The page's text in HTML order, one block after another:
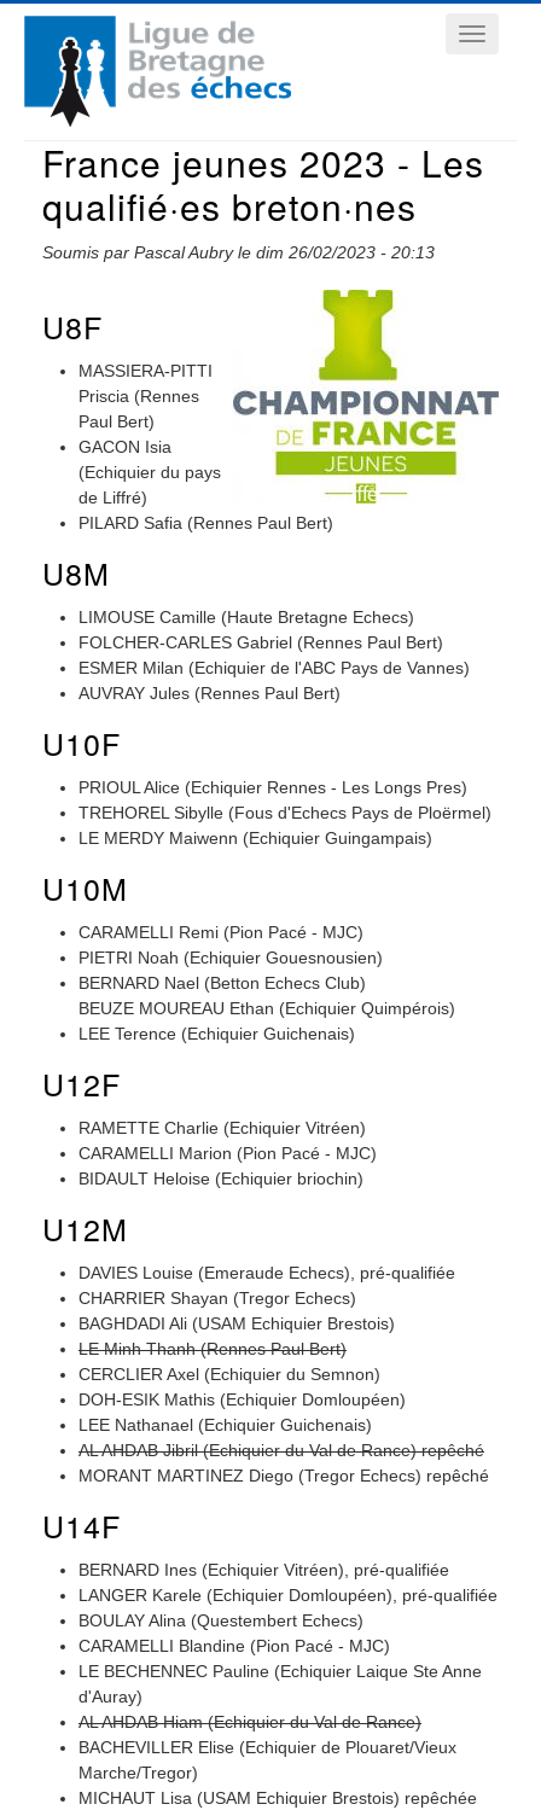
Aller
contenu
principal
Navigation
principale
France jeunes 2023 - Les
qualifié·es breton·nes
Soumis par Pascal Aubryle dim 26/02/2023 - 20:13
U8F
MASSIERA-PITTI
Priscia (Rennes
Paul Bert)
GACON Isia
(Echiquier du pays
de Liffré)
PILARD Safia (Rennes Paul Bert)
U8M
LIMOUSE Camille (Haute Bretagne Echecs)
FOLCHER-CARLES Gabriel (Rennes Paul Bert)
ESMER Milan (Echiquier de l'ABC Pays de Vannes)
AUVRAY Jules (Rennes Paul Bert)
U10F
PRIOUL Alice (Echiquier Rennes - Les Longs Pres)
TREHOREL Sibylle (Fous d'Echecs Pays de Ploërmel)
LE MERDY Maiwenn (Echiquier Guingampais)
U10M
CARAMELLI Remi (Pion Pacé - MJC)
PIETRI Noah (Echiquier Gouesnousien)
BERNARD Nael (Betton Echecs Club)
BEUZE MOUREAU Ethan (Echiquier Quimpérois)
LEE Terence (Echiquier Guichenais)
U12F
RAMETTE Charlie (Echiquier Vitréen)
CARAMELLI Marion (Pion Pacé - MJC)
BIDAULT Heloise (Echiquier briochin)
U12M
DAVIES Louise (Emeraude Echecs), pré-qualifiée
CHARRIER Shayan (Tregor Echecs)
BAGHDADI Ali (USAM Echiquier Brestois)
LE Minh Thanh (Rennes Paul Bert)
CERCLIER Axel (Echiquier du Semnon)
DOH-ESIK Mathis (Echiquier Domloupéen)
LEE Nathanael (Echiquier Guichenais)
AL AHDAB Jibril (Echiquier du Val de Rance) repêché
MORANT MARTINEZ Diego (Tregor Echecs) repêché
U14F
BERNARD Ines (Echiquier Vitréen), pré-qualifiée
LANGER Karele (Echiquier Domloupéen), pré-qualifiée
BOULAY Alina (Questembert Echecs)
CARAMELLI Blandine (Pion Pacé - MJC)
LE BECHENNEC Pauline (Echiquier Laique Ste Anne
d'Auray)
AL AHDAB Hiam (Echiquier du Val de Rance)
BACHEVILLER Elise (Echiquier de Plouaret/Vieux
Marche/Tregor)
MICHAUT Lisa (USAM Echiquier Brestois) repêchée